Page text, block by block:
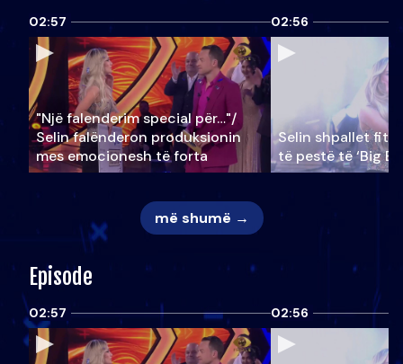
02:57
"Një falenderim special për…"/
Selin falënderon produksionin
mes emocionesh të forta
02:56
Selin shpallet
të pestë të ‘Big
më shumë →
Episode
02:57 02:56